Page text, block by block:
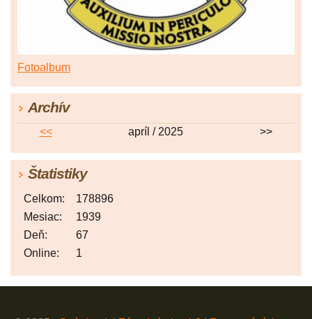
Fotoalbum
Archív
<< apríl / 2025 >>
Štatistiky
Online: 1
Celkom:
178896
Mesiac:
1939
Deň:
67